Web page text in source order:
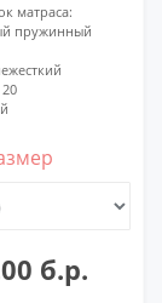
матраса:
пружинный
20
б.р.